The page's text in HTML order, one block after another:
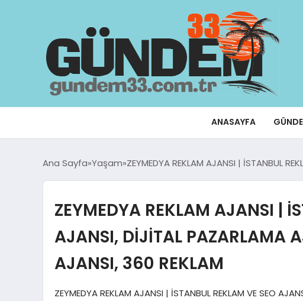
ANASAYFA
Ana Sayfa Yaşam ZEYMEDYA REKLAM AJANSI | İSTANBUL
ZEYMEDYA REKLAM AJANSI |
AJANSI, DİJİTAL PAZARLAMA
AJANSI, 360 REKLAM
ZEYMEDYA REKLAM AJANSI | İSTANBUL REKLAM VE SEO